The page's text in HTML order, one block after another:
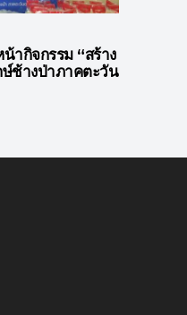
ากิจกรรม “สร้าง
ษ์ช้างป่าภาคตะวัน